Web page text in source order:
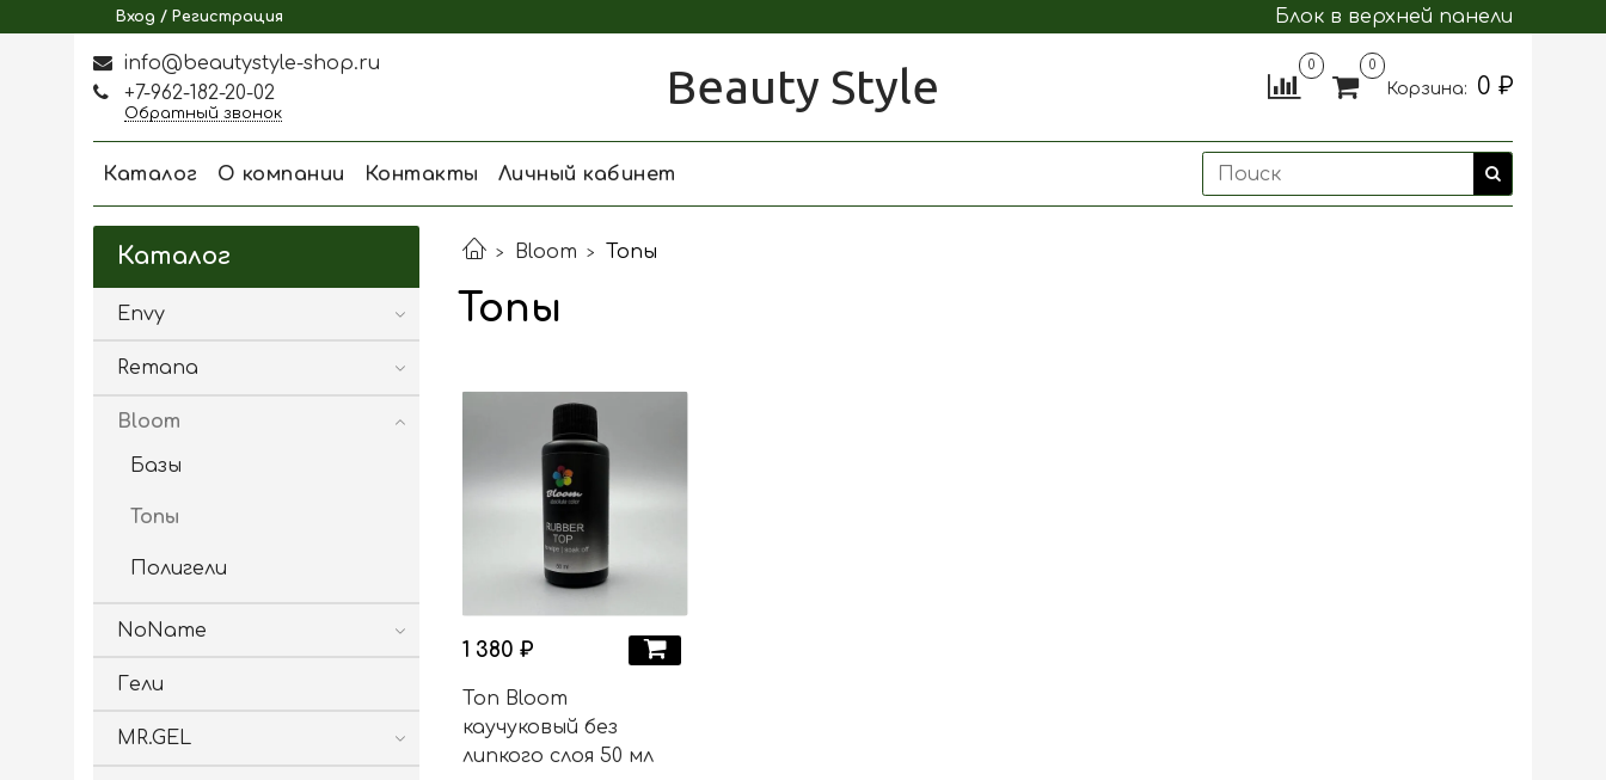
Вход / Регистрация Блок в верхней панели
info@beautystyle-shop.ru
+7-962-182-20-02
Обратный звонок Beauty Style 0 0
Корзина: 0 ₽
Каталог О компании Контакты Личный кабинет
Bloom Топы
Топы
1 380 ₽
Топ Bloom
каучуковый без
липкого слоя 50 мл
Каталог
Envy
Remana
Bloom
Базы
Топы
Полигели
NoName
Гели
MR.GEL